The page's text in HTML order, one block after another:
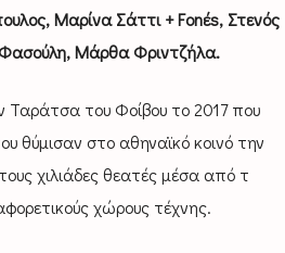
Μαρίνα Σάττι + Fonέs, Στενός
Φασούλη, Μάρθα Φριντζήλα.
Ταράτσα του Φοίβου το 2017 που
θύμισαν στο αθηναϊκό κοινό την
χιλιάδες θεατές μέσα από τ
χώρους τέχνης.